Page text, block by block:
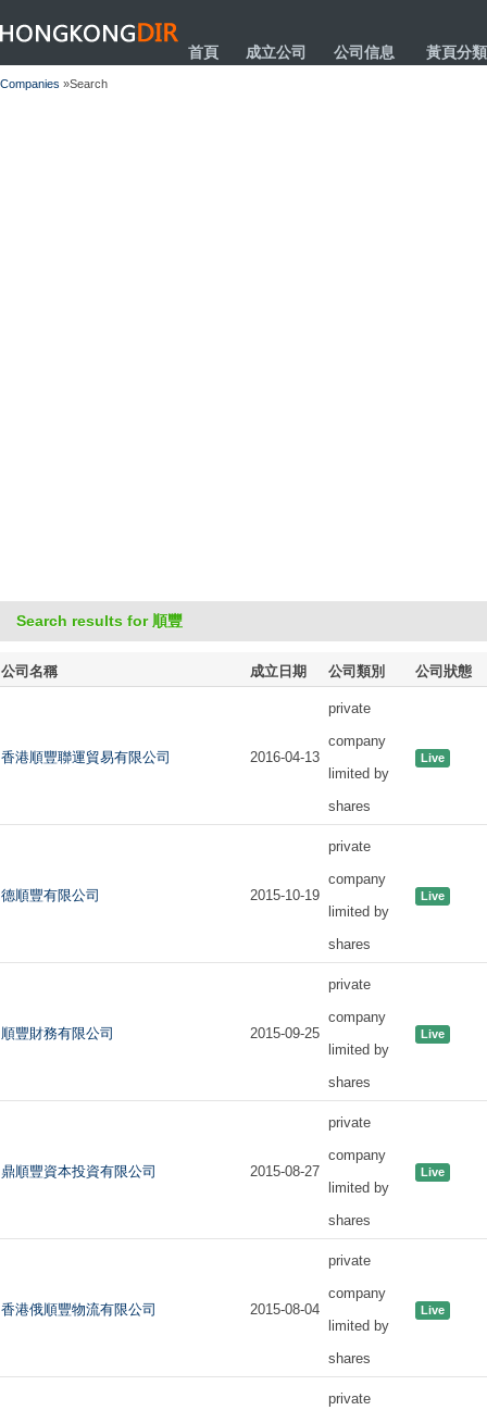
HONGKONGDIR
首頁 成立公司 公司信息 黃頁分類
Companies »Search
Search results for 順豐
公司名稱 成立日期 公司類別 公司狀態
香港順豐聯運貿易有限公司 2016-04-13
private
company
limited by
shares
Live
德順豐有限公司 2015-10-19
private
company
limited by
shares
Live
順豐財務有限公司 2015-09-25
private
company
limited by
shares
Live
鼎順豐資本投資有限公司 2015-08-27
private
company
limited by
shares
Live
香港俄順豐物流有限公司 2015-08-04
private
company
limited by
shares
Live
private